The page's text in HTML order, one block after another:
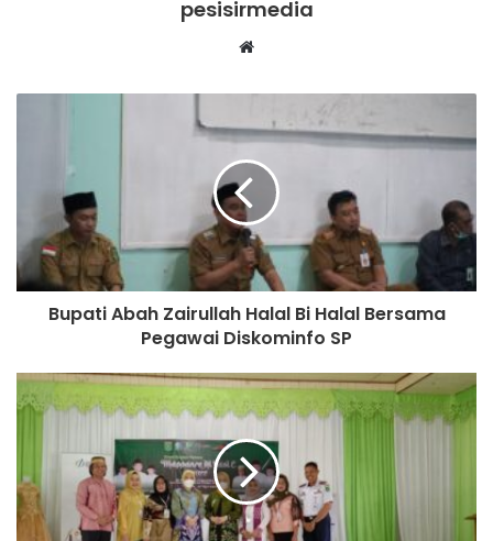
pesisirmedia
Website
Bupati Abah Zairullah Halal Bi Halal Bersama
Pegawai Diskominfo SP